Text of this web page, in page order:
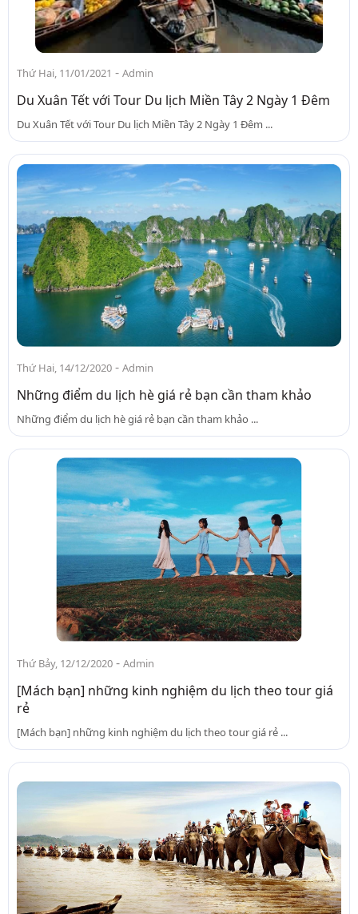
Thứ Hai, 11/01/2021 - Admin
Du Xuân Tết với Tour Du lịch Miền Tây 2 Ngày 1 Đêm
Du Xuân Tết với Tour Du lịch Miền Tây 2 Ngày 1 Đêm ...
Thứ Hai, 14/12/2020 - Admin
Những điểm du lịch hè giá rẻ bạn cần tham khảo
Những điểm du lịch hè giá rẻ bạn cần tham khảo ...
Thứ Bảy, 12/12/2020 - Admin
[Mách bạn] những kinh nghiệm du lịch theo tour giá
rẻ
[Mách bạn] những kinh nghiệm du lịch theo tour giá rẻ ...